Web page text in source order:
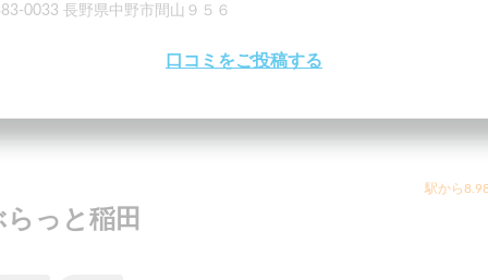
0033 長野県中野市間山９５６
口コミをご投稿する
駅から
らっと稲田